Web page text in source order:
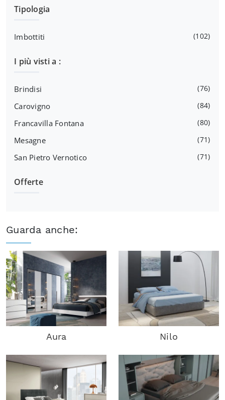
Tipologia
Imbottiti 102
I più visti a :
Brindisi 76
Carovigno 84
Francavilla Fontana 80
Mesagne 71
San Pietro Vernotico 71
Offerte
Guarda anche:
Aura Nilo